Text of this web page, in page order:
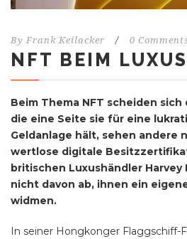
By Frank Keilacker / 0
NFT BEIM
Beim Thema NFT scheiden
die eine Seite sie für eine
Geldanlage hält, sehen andere
wertlose digitale
britischen Luxushändler Harvey
nicht davon ab, ihnen ein
widmen.
In seiner Hongkonger Flaggschiff-